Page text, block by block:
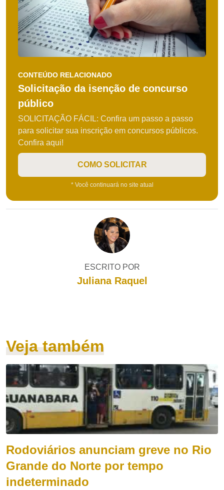
CONTEÚDO RELACIONADO
Solicitação da isenção de concurso
público
SOLICITAÇÃO FÁCIL: Confira um passo a passo
para solicitar sua inscrição em concursos públicos.
Confira aqui!
COMO SOLICITAR
* Você continuará no site atual
ESCRITO POR
Juliana Raquel
Veja também
Rodoviários anunciam greve no Rio
Grande do Norte por tempo
indeterminado